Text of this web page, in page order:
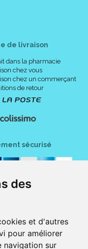
des
et d'autres
pour améliorer
navigation sur
de livraison
dans la pharmacie
chez vous
chez un commerçant
de retour
sécurisé
française certifiée ISO
de la pharmacie du centre